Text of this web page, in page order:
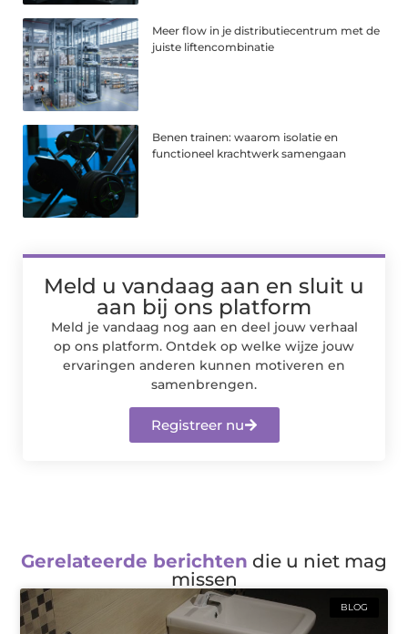
Meer flow in je distributiecentrum met de
juiste liftencombinatie
Benen trainen: waarom isolatie en
functioneel krachtwerk samengaan
Meld u vandaag aan en sluit u
aan bij ons platform
Meld je vandaag nog aan en deel jouw verhaal
op ons platform. Ontdek op welke wijze jouw
ervaringen anderen kunnen motiveren en
samenbrengen.
Registreer nu
Gerelateerde berichten die u niet mag
missen
BLOG